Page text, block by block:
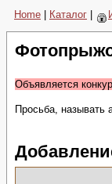
Home Каталог
Объявляется
Просьба, называть